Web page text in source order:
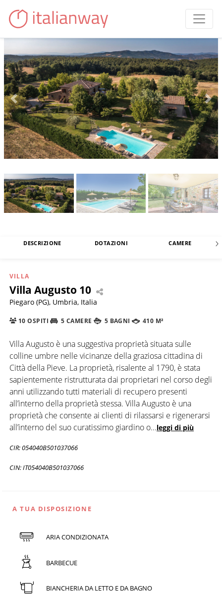
DESCRIZIONE DOTAZIONI CAMERE
VILLA
Villa Augusto 10
Piegaro (PG), Umbria, Italia
10 OSPITI 5 CAMERE 5 BAGNI 410 M²
Villa Augusto è una suggestiva proprietà situata sulle
colline umbre nelle vicinanze della graziosa cittadina di
Città della Pieve. La proprietà, risalente al 1790, è stata
sapientemente ristrutturata dai proprietari nel corso degli
anni utilizzando tutti materiali di recupero presenti
all’interno della proprietà stessa. Villa Augusto è una
proprietà che consente ai clienti di rilassarsi e rigenerarsi
all’interno del suo curatissimo giardino o...leggi di più
CIR: 054040B501037066
CIN: IT054040B501037066
A TUA DISPOSIZIONE
ARIA CONDIZIONATA
BARBECUE
BIANCHERIA DA LETTO E DA BAGNO